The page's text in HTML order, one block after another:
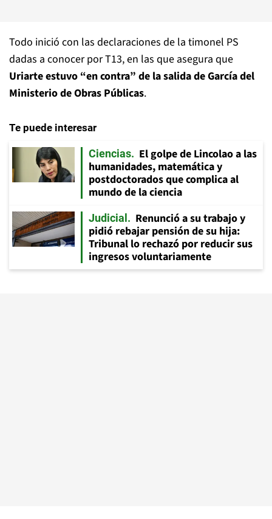
Todo inició con las declaraciones de la timonel PS
dadas a conocer por T13, en las que asegura que
Uriarte estuvo “en contra” de la salida de García del
Ministerio de Obras Públicas.
Te puede interesar
Ciencias
El golpe de Lincolao a las
humanidades, matemática y
postdoctorados que complica al
mundo de la ciencia
Judicial
Renunció a su trabajo y
pidió rebajar pensión de su hija:
Tribunal lo rechazó por reducir sus
ingresos voluntariamente